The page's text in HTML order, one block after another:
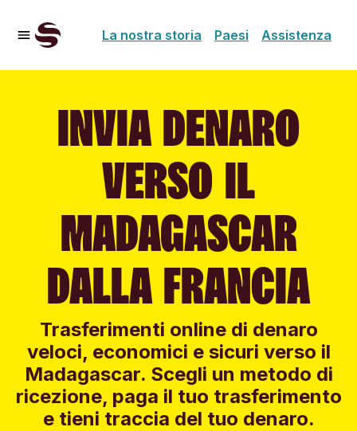
La nostra storia Paesi Assistenza
INVIA DENARO
VERSO IL
MADAGASCAR
DALLA FRANCIA
Trasferimenti online di denaro
veloci, economici e sicuri verso il
Madagascar. Scegli un metodo di
ricezione, paga il tuo trasferimento
e tieni traccia del tuo denaro.